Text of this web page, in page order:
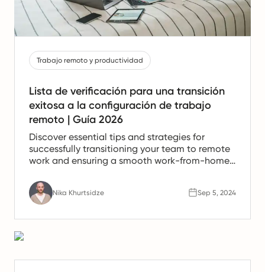
Trabajo remoto y productividad
Lista de verificación para una transición
exitosa a la configuración de trabajo
remoto | Guía 2026
Discover essential tips and strategies for
successfully transitioning your team to remote
work and ensuring a smooth work-from-home
Nika Khurtsidze Sep 5, 2024